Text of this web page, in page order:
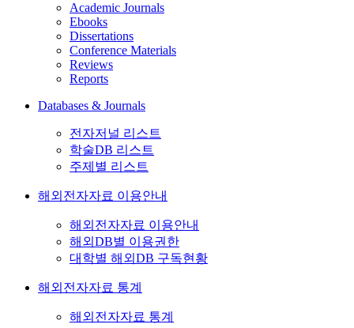
Academic Journals
Ebooks
Dissertations
Conference Materials
Reviews
Reports
Databases & Journals
전자저널 리스트
학술DB 리스트
주제별 리스트
해외전자자료 이용안내
해외전자자료 이용안내
해외DB별 이용권한
대학별 해외DB 구독현황
해외전자자료 통계
해외전자자료 통계